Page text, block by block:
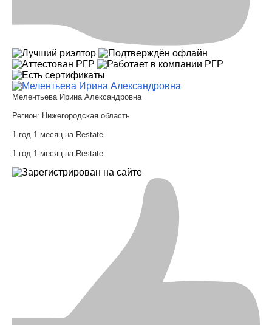
Мелентьева Ирина Александровна
Регион: Нижегородская область
1 год 1 месяц на Restate
1 год 1 месяц на Restate